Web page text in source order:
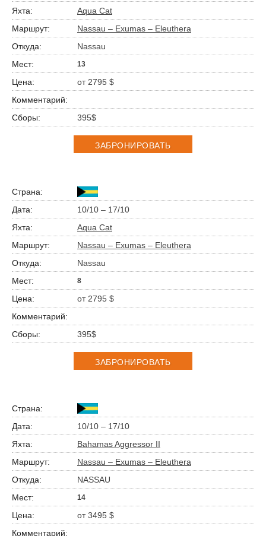
Aqua Cat
Nassau – Exumas – Eleuthera
Nassau
13
от 2795 $
395$
ЗАБРОНИРОВАТЬ
10/10 – 17/10
Aqua Cat
Nassau – Exumas – Eleuthera
Nassau
8
от 2795 $
395$
ЗАБРОНИРОВАТЬ
10/10 – 17/10
Bahamas Aggressor II
Nassau – Exumas – Eleuthera
NASSAU
14
от 3495 $